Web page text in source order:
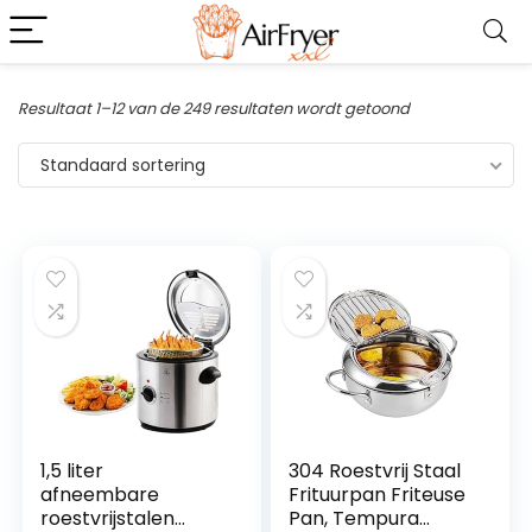
Resultaat 1–12 van de 249 resultaten wordt getoond
Standaard sortering
1,5 liter
afneembare
roestvrijstalen
304 Roestvrij Staal
Frituurpan Friteuse
Pan, Tempura